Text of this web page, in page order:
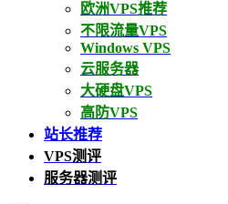
欧洲VPS推荐
不限流量VPS
Windows VPS
云服务器
大硬盘VPS
高防VPS
站长推荐
VPS测评
服务器测评